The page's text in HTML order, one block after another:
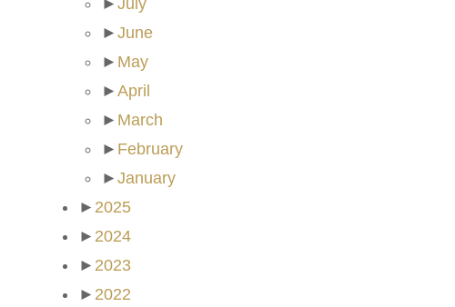
►July
►June
► May
►April
► March
► February
►January
► 2025
► 2024
► 2023
► 2022